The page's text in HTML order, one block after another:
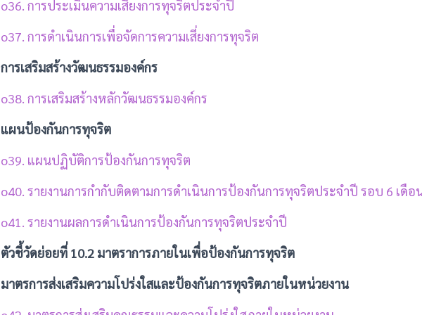
o36. การประเมินความเสี่ยงการทุจริตประจำปี
o37. การดำเนินการเพื่อจัดการความเสี่ยงการทุจริต
การเสริมสร้างวัฒนธรรมองค์กร
o38. การเสริมสร้างหลักวัฒนธรรมองค์กร
แผนป้องกันการทุจริต
o39. แผนปฏิบัติการป้องกันการทุจริต
o40. รายงานการกำกับติดตามการดำเนินการป้องกันการทุจริตประจำปี รอบ 6 เดือ
o41. รายงานผลการดำเนินการป้องกันการทุจริตประจำปี
ตัวชี้วัดย่อยที่ 10.2 มาตราการภายในเพื่อป้องกันการทุจริต
มาตรการส่งเสริมความโปร่งใสและป้องกันการทุจริตภายในหน่วยงาน